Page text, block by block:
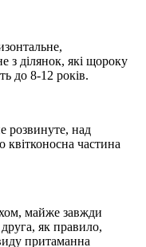
з ділянок, які щороку
до 8-12 років.
розвинуте, над
квітконосна частина
майже завжди
як правило,
притаманна